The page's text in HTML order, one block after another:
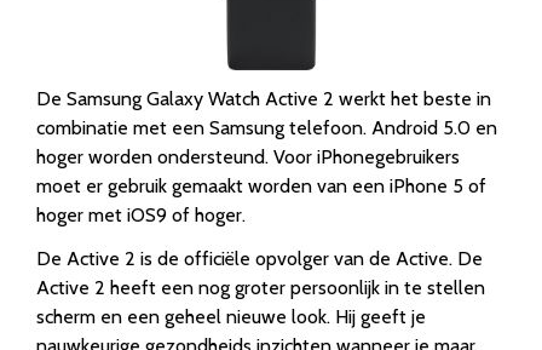
De Samsung Galaxy Watch Active 2 werkt het beste in
combinatie met een Samsung telefoon. Android 5.0 en
hoger worden ondersteund. Voor iPhonegebruikers
moet er gebruik gemaakt worden van een iPhone 5 of
hoger met iOS9 of hoger.
De Active 2 is de officiële opvolger van de Active. De
Active 2 heeft een nog groter persoonlijk in te stellen
scherm en een geheel nieuwe look. Hij geeft je
nauwkeurige gezondheids inzichten wanneer je maar